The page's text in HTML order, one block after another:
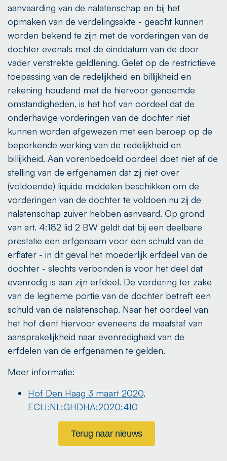
aanvaarding van de nalatenschap en bij het
opmaken van de verdelingsakte - geacht kunnen
worden bekend te zijn met de vorderingen van de
dochter evenals met de einddatum van de door
vader verstrekte geldlening. Gelet op de restrictieve
toepassing van de redelijkheid en billijkheid en
rekening houdend met de hiervoor genoemde
omstandigheden, is het hof van oordeel dat de
onderhavige vorderingen van de dochter niet
kunnen worden afgewezen met een beroep op de
beperkende werking van de redelijkheid en
billijkheid. Aan vorenbedoeld oordeel doet niet af de
stelling van de erfgenamen dat zij niet over
(voldoende) liquide middelen beschikken om de
vorderingen van de dochter te voldoen nu zij de
nalatenschap zuiver hebben aanvaard. Op grond
van art. 4:182 lid 2 BW geldt dat bij een deelbare
prestatie een erfgenaam voor een schuld van de
erflater - in dit geval het moederlijk erfdeel van de
dochter - slechts verbonden is voor het deel dat
evenredig is aan zijn erfdeel. De vordering ter zake
van de legitieme portie van de dochter betreft een
schuld van de nalatenschap. Naar het oordeel van
het hof dient hiervoor eveneens de maatstaf van
aansprakelijkheid naar evenredigheid van de
erfdelen van de erfgenamen te gelden.
Meer informatie:
Hof Den Haag 3 maart 2020,
ECLI:NL:GHDHA:2020:410
Terug naar nieuws